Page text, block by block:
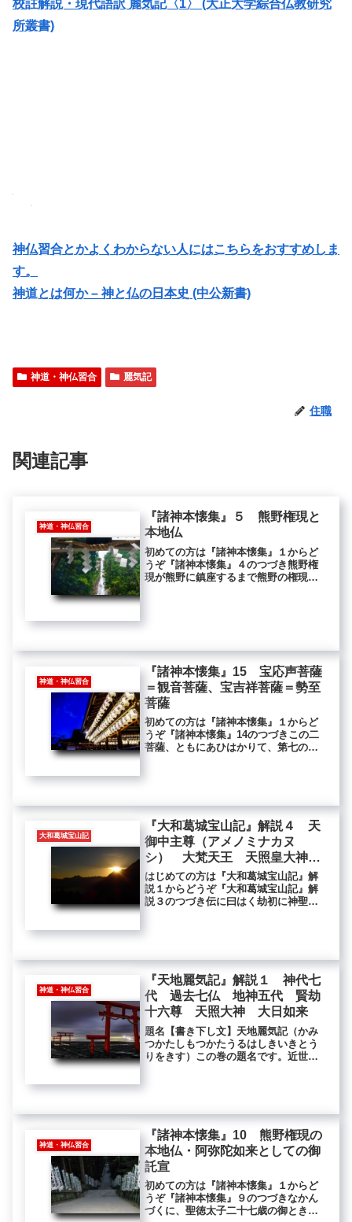
校註解説・現代語訳 麗気記〈1〉 (大正大学綜合仏教研究
所叢書)
神仏習合とかよくわからない人にはこちらをおすすめしま
す。
神道とは何か – 神と仏の日本史 (中公新書)
神道・神仏習合 麗気記
住職
関連記事
神道・神仏習合
『諸神本懐集』５ 熊野権現と
本地仏
初めての方は『諸神本懐集』１からど
うぞ『諸神本懐集』４のつづき熊野権
現が熊野に鎮座するまで熊野の権現と
神道・神仏習合
『諸神本懐集』15 宝応声菩薩
＝観音菩薩、宝吉祥菩薩＝勢至
菩薩
初めての方は『諸神本懐集』１からど
うぞ『諸神本懐集』14のつづきこの二
菩薩、ともにあひはかりて、第七の梵
り...
大和葛城宝山記
『大和葛城宝山記』解説４ 天
御中主尊（アメノミナカヌ
シ） 大梵天王 天照皇大神
（アマテラス） 観音菩薩 大
日如来
はじめての方は『大和葛城宝山記』解
説１からどうぞ『大和葛城宝山記』解
説３のつづき伝に曰はく劫初に神聖在
こ...
神道・神仏習合
『天地麗気記』解説１ 神代七
代 過去七仏 地神五代 賢劫
十六尊 天照大神 大日如来
題名【書き下し文】天地麗気記（かみ
つかたしもつかたうるはしきいきとう
りをきす）この巻の題名です。近世の
文】...
神道・神仏習合
『諸神本懐集』10 熊野権現の
本地仏・阿弥陀如来としての御
託宣
初めての方は『諸神本懐集』１からど
うぞ『諸神本懐集』９のつづきなかん
づくに、聖徳太子二十七歳の御とき、